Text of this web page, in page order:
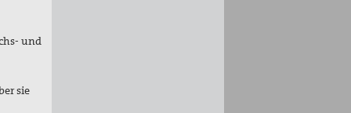
und
sie